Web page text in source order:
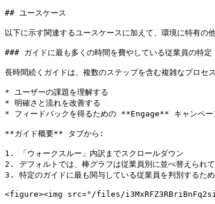
## ユースケース
以下に示す関連するユースケースに加えて、環境に特有の
### ガイドに最も多くの時間を費やしている従業員の特定
長時間続くガイドは、複数のステップを含む複雑なプロセ
* ユーザーの課題を理解する
* 明確さと流れを改善する
* フィードバックを得るための **Engage** キャンペー
**ガイド概要** タブから:
1. 「ウォークスルー」内訳までスクロールダウン
2. デフォルトでは、棒グラフは従業員別に並べ替えられ
3. 特定のガイドに最も関与している従業員を判別するた
<figure><img src="/files/